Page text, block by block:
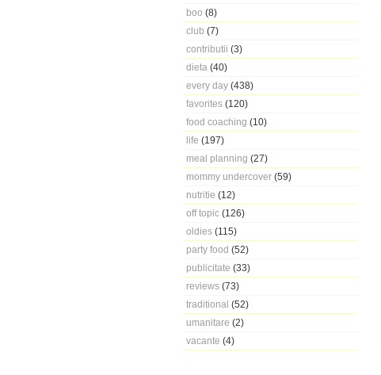
boo (8)
club (7)
contributii (3)
dieta (40)
every day (438)
favorites (120)
food coaching (10)
life (197)
meal planning (27)
mommy undercover (59)
nutritie (12)
off topic (126)
oldies (115)
party food (52)
publicitate (33)
reviews (73)
traditional (52)
umanitare (2)
vacante (4)